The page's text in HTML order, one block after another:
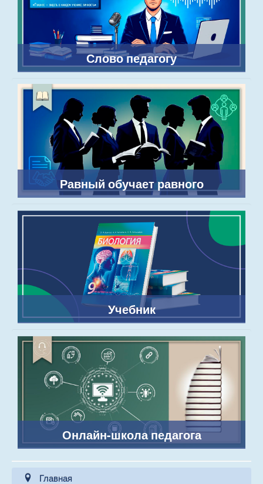
Слово педагогу
Равный обучает равного
Учебник
Онлайн-школа педагога
Главная